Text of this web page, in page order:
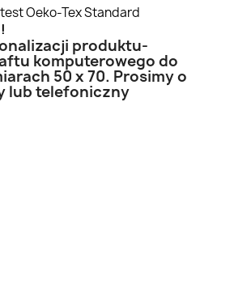
Oeko-Tex Standard
produktu-
komputerowego do
50 x 70. Prosimy o
lub telefoniczny